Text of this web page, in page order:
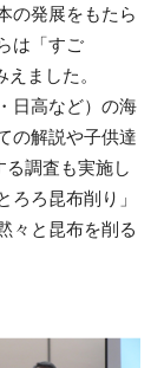
の発展をもたら
は「すご
ました。
日高など）の海
の解説や子供達
調査も実施し
ろ昆布削り」
々と昆布を削る